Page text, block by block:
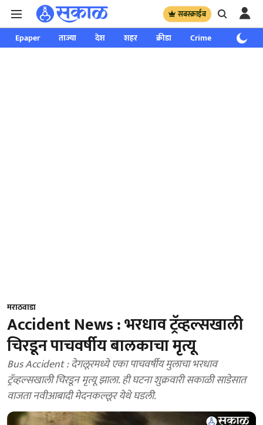
सबस्क्राईब
Epaper ताज्या देश शहर क्रीडा Crime साप्ताहिक
मराठवाडा
Accident News : भरधाव ट्रॅव्हल्सखाली
चिरडून पाचवर्षीय बालकाचा मृत्यू
Bus Accident : देगलूरमध्ये एका पाचवर्षीय मुलाचा भरधाव
ट्रॅव्हल्सखाली चिरडून मृत्यू झाला. ही घटना शुक्रवारी सकाळी साडेसात
वाजता नवीआबादी मेदनकल्लूर येथे घडली.